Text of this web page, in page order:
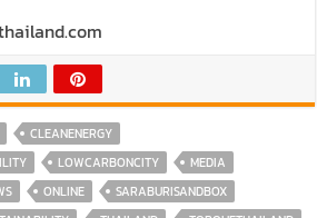
CLEANENERGY
LOWCARBONCITY
MEDIA
ONLINE
SARABURISANDBOX